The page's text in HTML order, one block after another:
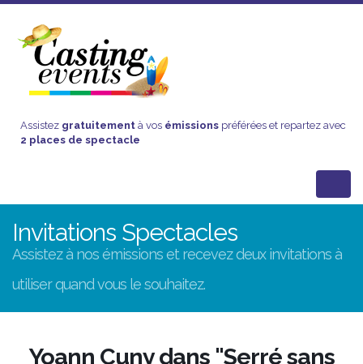
Assistez gratuitement à vos émissions préférées et repartez avec
2 places de spectacle
Invitations Spectacles
Assistez à nos émissions et recevez deux invitations à
utiliser quand vous le souhaitez.
Yoann Cuny dans "Serré sans